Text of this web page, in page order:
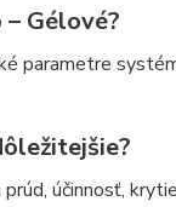
Gélové?
parametre
účinnosť,